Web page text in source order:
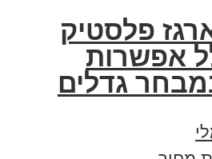
פלסטיק
אפשרות
גדלים